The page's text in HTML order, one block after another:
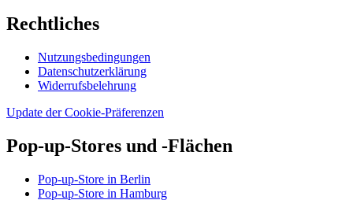
Rechtliches
Nutzungsbedingungen
Datenschutzerklärung
Widerrufsbelehrung
Update der Cookie-Präferenzen
Pop-up-Stores und -Flächen
Pop-up-Store in Berlin
Pop-up-Store in Hamburg